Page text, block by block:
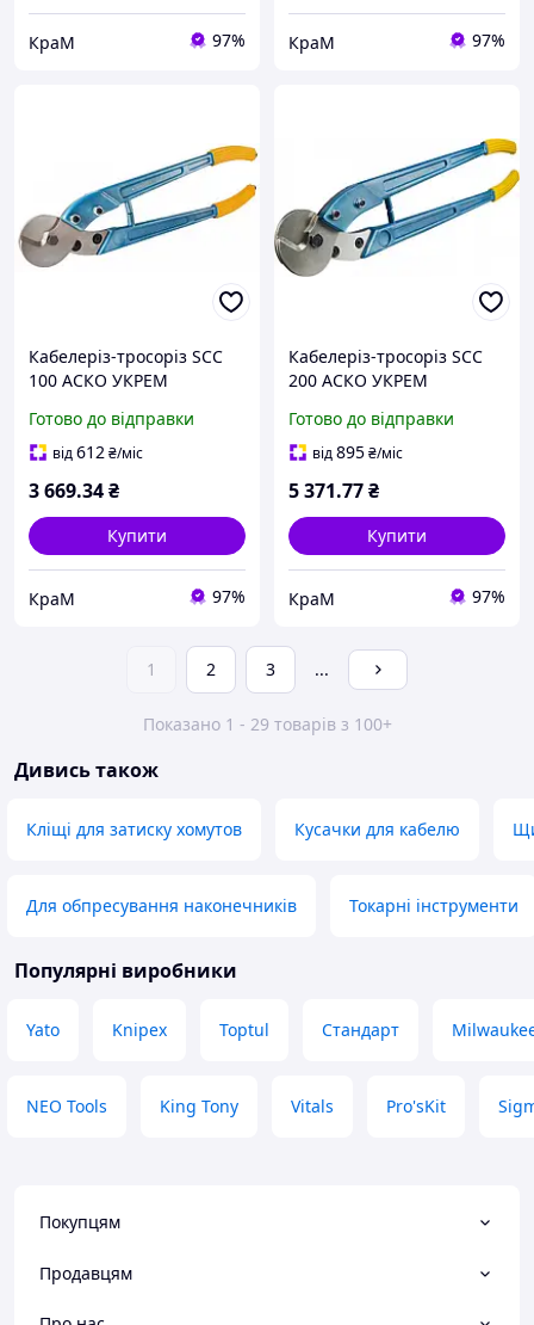
КраМ 97% КраМ 97%
Кабелеріз-тросоріз SCC
100 АСКО УКРЕМ
Готово до відправки
від612₴/міс
3 669.34₴
Купити
КраМ 97%
Кабелеріз-тросоріз SCC
200 АСКО УКРЕМ
Готово до відправки
від895₴/міс
5 371.77₴
Купити
КраМ 97%
1 2 3 ...
Показано 1 - 29 товарів з 100+
Дивись також
Кліщі для затиску хомутов Кусачки для кабелю
Для обпресування наконечників Токарні інструменти
Популярні виробники
Yato Knipex Toptul Стандарт
NEO Tools King Tony Vitals Pro'sKit
Покупцям
Продавцям